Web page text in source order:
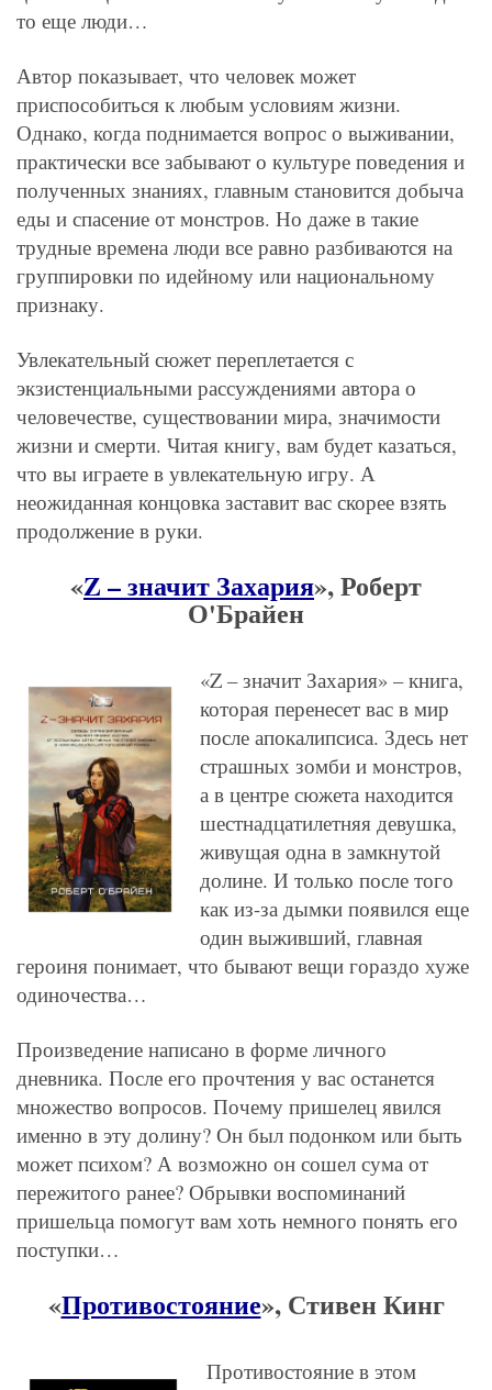
то еще люди…
Автор показывает, что человек может
приспособиться к любым условиям жизни.
Однако, когда поднимается вопрос о выживании,
практически все забывают о культуре поведения и
полученных знаниях, главным становится добыча
еды и спасение от монстров. Но даже в такие
трудные времена люди все равно разбиваются на
группировки по идейному или национальному
признаку.
Увлекательный сюжет переплетается с
экзистенциальными рассуждениями автора о
человечестве, существовании мира, значимости
жизни и смерти. Читая книгу, вам будет казаться,
что вы играете в увлекательную игру. А
неожиданная концовка заставит вас скорее взять
продолжение в руки.
«Z – значит Захария», Роберт
О'Брайен
«Z – значит Захария» – книга,
которая перенесет вас в мир
после апокалипсиса. Здесь нет
страшных зомби и монстров,
а в центре сюжета находится
шестнадцатилетняя девушка,
живущая одна в замкнутой
долине. И только после того
как из-за дымки появился еще
один выживший, главная
героиня понимает, что бывают вещи гораздо хуже
одиночества…
Произведение написано в форме личного
дневника. После его прочтения у вас останется
множество вопросов. Почему пришелец явился
именно в эту долину? Он был подонком или быть
может психом? А возможно он сошел сума от
пережитого ранее? Обрывки воспоминаний
пришельца помогут вам хоть немного понять его
поступки…
«Противостояние», Стивен Кинг
Противостояние в этом